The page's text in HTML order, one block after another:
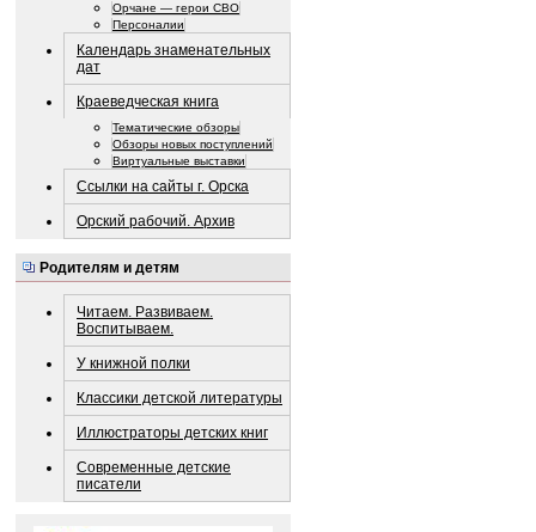
Орчане — герои СВО
Персоналии
Календарь знаменательных
дат
Краеведческая книга
Тематические обзоры
Обзоры новых поступлений
Виртуальные выставки
Ссылки на сайты г. Орска
Орский рабочий. Архив
Родителям и детям
Читаем. Развиваем.
Воспитываем.
У книжной полки
Классики детской литературы
Иллюстраторы детских книг
Современные детские
писатели